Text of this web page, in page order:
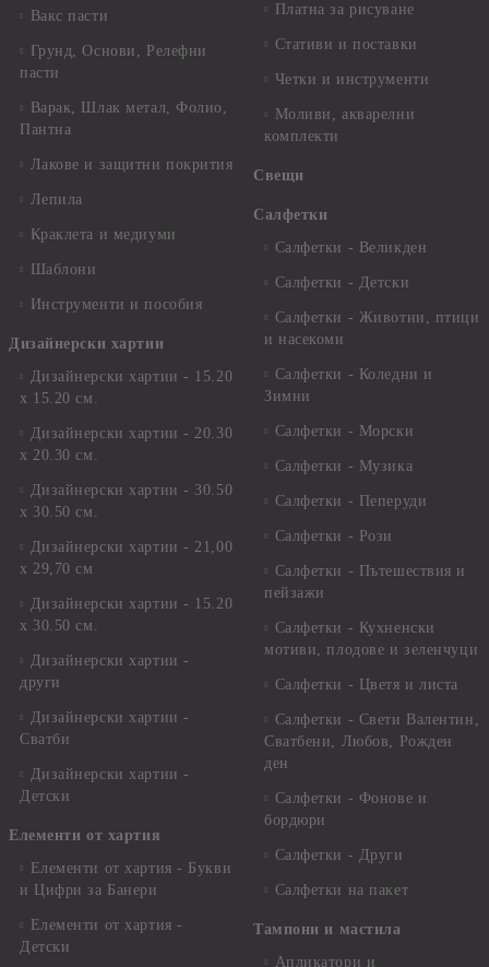
Вакс пасти
Грунд, Основи, Релефни
пасти
Варак, Шлак метал, Фолио,
Пантна
Лакове и защитни покрития
Лепила
Краклета и медиуми
Шаблони
Инструменти и пособия
Дизайнерски хартии
Дизайнерски хартии - 15.20
х 15.20 см.
Дизайнерски хартии - 20.30
х 20.30 см.
Дизайнерски хартии - 30.50
х 30.50 см.
Дизайнерски хартии - 21,00
х 29,70 см
Дизайнерски хартии - 15.20
x 30.50 см.
Дизайнерски хартии -
други
Дизайнерски хартии -
Сватби
Дизайнерски хартии -
Детски
Елементи от хартия
Елементи от хартия - Букви
и Цифри за Банери
Елементи от хартия -
Детски
Платна за рисуване
Стативи и поставки
Четки и инструменти
Моливи, акварелни
комплекти
Свещи
Салфетки
Салфетки - Великден
Салфетки - Детски
Салфетки - Животни, птици
и насекоми
Салфетки - Коледни и
Зимни
Салфетки - Морски
Салфетки - Музика
Салфетки - Пеперуди
Салфетки - Рози
Салфетки - Пътешествия и
пейзажи
Салфетки - Кухненски
мотиви, плодове и зеленчуци
Салфетки - Цветя и листа
Салфетки - Свети Валентин,
Сватбени, Любов, Рожден
ден
Салфетки - Фонове и
бордюри
Салфетки - Други
Салфетки на пакет
Тампони и мастила
Апликатори и